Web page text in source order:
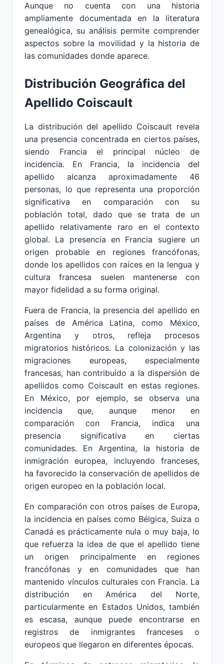
Aunque no cuenta con una historia
ampliamente documentada en la literatura
genealógica, su análisis permite comprender
aspectos sobre la movilidad y la historia de
las comunidades donde aparece.
Distribución Geográfica del
Apellido Coiscault
La distribución del apellido Coiscault revela
una presencia concentrada en ciertos países,
siendo Francia el principal núcleo de
incidencia. En Francia, la incidencia del
apellido alcanza aproximadamente 46
personas, lo que representa una proporción
significativa en comparación con su
población total, dado que se trata de un
apellido relativamente raro en el contexto
global. La presencia en Francia sugiere un
origen probable en regiones francófonas,
donde los apellidos con raíces en la lengua y
cultura francesa suelen mantenerse con
mayor fidelidad a su forma original.
Fuera de Francia, la presencia del apellido en
países de América Latina, como México,
Argentina y otros, refleja procesos
migratorios históricos. La colonización y las
migraciones europeas, especialmente
francesas, han contribuido a la dispersión de
apellidos como Coiscault en estas regiones.
En México, por ejemplo, se observa una
incidencia que, aunque menor en
comparación con Francia, indica una
presencia significativa en ciertas
comunidades. En Argentina, la historia de
inmigración europea, incluyendo franceses,
ha favorecido la conservación de apellidos de
origen europeo en la población local.
En comparación con otros países de Europa,
la incidencia en países como Bélgica, Suiza o
Canadá es prácticamente nula o muy baja, lo
que refuerza la idea de que el apellido tiene
un origen principalmente en regiones
francófonas y en comunidades que han
mantenido vínculos culturales con Francia. La
distribución en América del Norte,
particularmente en Estados Unidos, también
es escasa, aunque puede encontrarse en
registros de inmigrantes franceses o
europeos que llegaron en diferentes épocas.